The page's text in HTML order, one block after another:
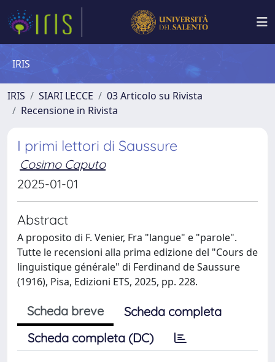
IRIS
IRIS SIARI LECCE
03 Articolo su Rivista
Recensione in Rivista
I primi lettori di Saussure
Cosimo Caputo
2025-01-01
Abstract
A proposito di F. Venier, Fra "langue" e "parole".
Tutte le recensioni alla prima edizione del "Cours de
linguistique générale" di Ferdinand de Saussure
(1916), Pisa, Edizioni ETS, 2025, pp. 228.
Scheda breve
Scheda completa
Scheda completa (DC)